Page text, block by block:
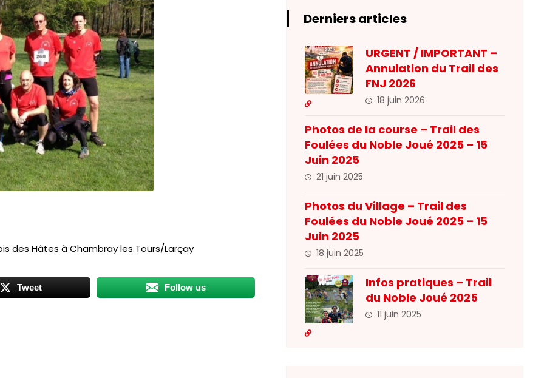
des Hâtes à Chambray les Tours/Larçay
Tweet Follow us
Derniers articles
URGENT / IMPORTANT –
Annulation du Trail des
FNJ 2026
18 juin 2026
Photos de la course – Trail des
Foulées du Noble Joué 2025 – 15
Juin 2025
21 juin 2025
Photos du Village – Trail des
Foulées du Noble Joué 2025 – 15
Juin 2025
18 juin 2025
Infos pratiques – Trail
du Noble Joué 2025
11 juin 2025